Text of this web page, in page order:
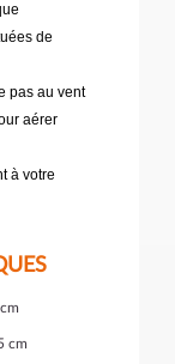
de
pas au vent
aérer
à votre
cm